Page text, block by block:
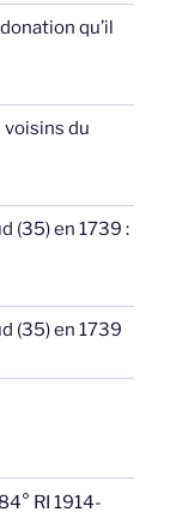
qu’il
du
(35) en 1739 :
(35) en 1739
RI 1914-